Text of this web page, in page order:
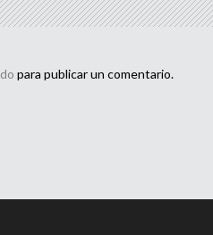
para publicar un comentario.